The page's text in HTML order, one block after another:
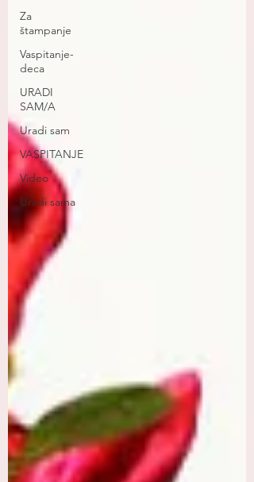
Za
štampanje
Vaspitanje-
deca
URADI
SAM/A
Uradi sam
VASPITANJE
Video
Uradi sama